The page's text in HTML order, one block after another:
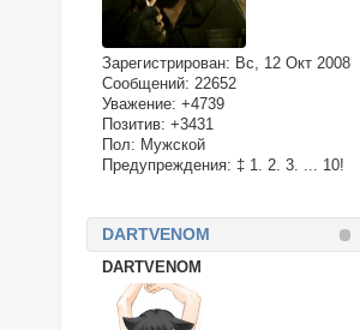
Зарегистрирован: Вс, 12 Окт 2008
Сообщений: 22652
Уважение: +4739
Позитив: +3431
Пол: Мужской
Предупреждения: ‡ 1. 2. 3. ... 10!
DARTVENOM
DARTVENOM